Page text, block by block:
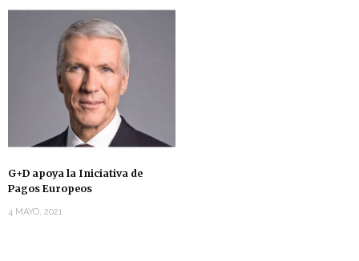
G+D apoya la Iniciativa de
Pagos Europeos
4 MAYO, 2021